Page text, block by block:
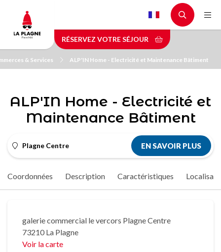
contenu
principal
RÉSERVEZ VOTRE SÉJOUR
& Services ALP'IN Home - Electricité et Maintenance Bâtiment
ALP'IN Home - Electricité et
Maintenance Bâtiment
Plagne Centre EN SAVOIR PLUS
Coordonnées Description Caractéristiques
galerie commercial le vercors Plagne Centre
73210 La Plagne
Voir la carte